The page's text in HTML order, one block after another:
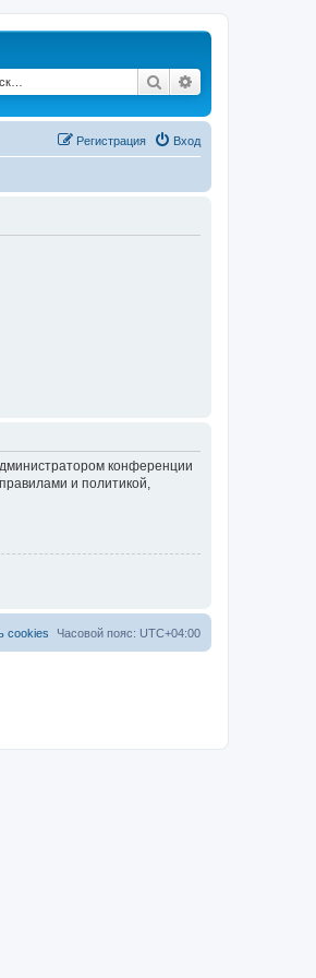
Поиск
Вход
Регистрация
конференции
и политикой,
Часовой пояс: UTC+04:00
cookies